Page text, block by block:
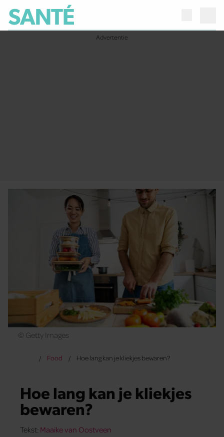
© Getty Images
Food Hoe lang kan je kliekjes bewaren?
Hoe lang kan je kliekjes
bewaren?
Tekst: Maaike van Oostveen